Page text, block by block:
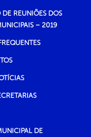
REUNIÕES DOS
– 2019
DE